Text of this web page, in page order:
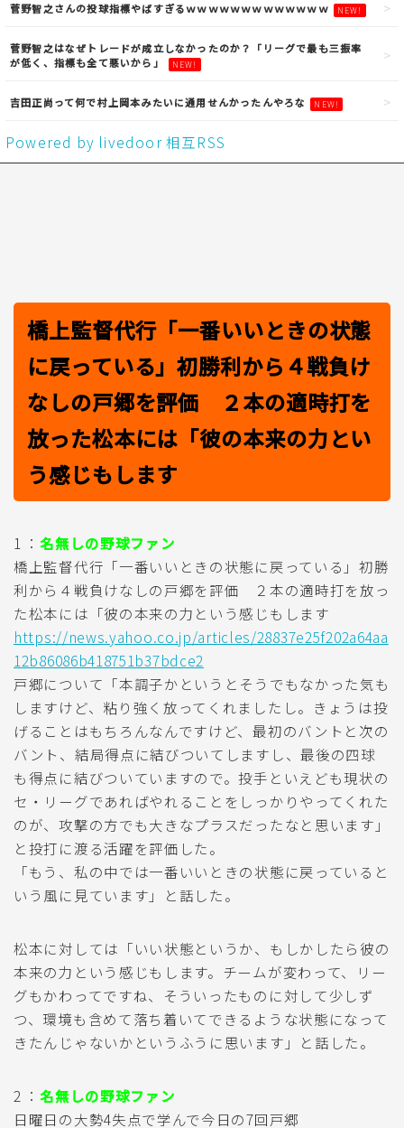
菅野智之さんの投球指標やばすぎるｗｗｗｗｗｗｗｗｗｗｗｗｗ NEW!
菅野智之はなぜトレードが成立しなかったのか？「リーグで最も三振率
が低く、指標も全て悪いから」
NEW!
吉田正尚って何で村上岡本みたいに通用せんかったんやろな NEW!
Powered by livedoor 相互RSS
橋上監督代行「一番いいときの状態
に戻っている」初勝利から４戦負け
なしの戸郷を評価 ２本の適時打を
放った松本には「彼の本来の力とい
う感じもします
1 ：名無しの野球ファン
橋上監督代行「一番いいときの状態に戻っている」初勝
利から４戦負けなしの戸郷を評価 ２本の適時打を放っ
た松本には「彼の本来の力という感じもします
https://news.yahoo.co.jp/articles/28837e25f202a64aa
12b86086b418751b37bdce2
戸郷について「本調子かというとそうでもなかった気も
しますけど、粘り強く放ってくれましたし。きょうは投
げることはもちろんなんですけど、最初のバントと次の
バント、結局得点に結びついてしますし、最後の四球
も得点に結びついていますので。投手といえども現状の
セ・リーグであればやれることをしっかりやってくれた
のが、攻撃の方でも大きなプラスだったなと思います」
と投打に渡る活躍を評価した。
「もう、私の中では一番いいときの状態に戻っていると
いう風に見ています」と話した。
松本に対しては「いい状態というか、もしかしたら彼の
本来の力という感じもします。チームが変わって、リー
グもかわってですね、そういったものに対して少しず
つ、環境も含めて落ち着いてできるような状態になって
きたんじゃないかというふうに思います」と話した。
2 ：名無しの野球ファン
日曜日の大勢4失点で学んで今日の7回戸郷